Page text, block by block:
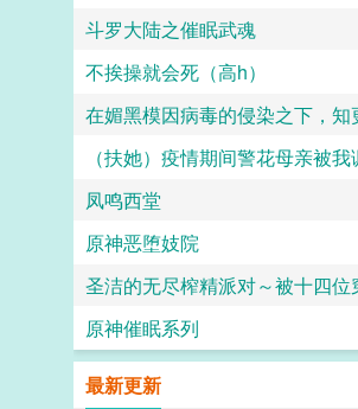
斗罗大陆之催眠武魂
不挨操就会死（高h）
凤鸣西堂
原神恶堕妓院
原神催眠系列
最新更新